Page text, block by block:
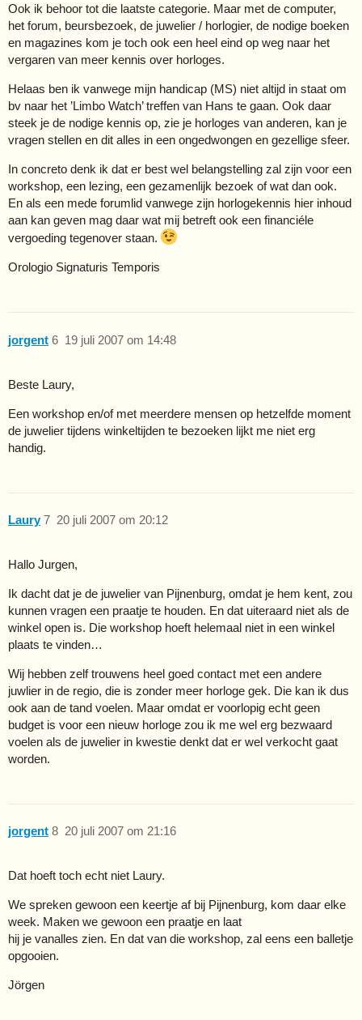
Ook ik behoor tot die laatste categorie. Maar met de computer,
het forum, beursbezoek, de juwelier / horlogier, de nodige boeken
en magazines kom je toch ook een heel eind op weg naar het
vergaren van meer kennis over horloges.
Helaas ben ik vanwege mijn handicap (MS) niet altijd in staat om
bv naar het ’Limbo Watch’ treffen van Hans te gaan. Ook daar
steek je de nodige kennis op, zie je horloges van anderen, kan je
vragen stellen en dit alles in een ongedwongen en gezellige sfeer.
In concreto denk ik dat er best wel belangstelling zal zijn voor een
workshop, een lezing, een gezamenlijk bezoek of wat dan ook.
En als een mede forumlid vanwege zijn horlogekennis hier inhoud
aan kan geven mag daar wat mij betreft ook een financiéle
vergoeding tegenover staan.
Orologio Signaturis Temporis
jorgent 19 juli 2007 om 14:48
6
Beste Laury,
Een workshop en/of met meerdere mensen op hetzelfde moment
de juwelier tijdens winkeltijden te bezoeken lijkt me niet erg
handig.
Laury 20 juli 2007 om 20:12
7
Hallo Jurgen,
Ik dacht dat je de juwelier van Pijnenburg, omdat je hem kent, zou
kunnen vragen een praatje te houden. En dat uiteraard niet als de
winkel open is. Die workshop hoeft helemaal niet in een winkel
plaats te vinden…
Wij hebben zelf trouwens heel goed contact met een andere
juwlier in de regio, die is zonder meer horloge gek. Die kan ik dus
ook aan de tand voelen. Maar omdat er voorlopig echt geen
budget is voor een nieuw horloge zou ik me wel erg bezwaard
voelen als de juwelier in kwestie denkt dat er wel verkocht gaat
worden.
jorgent 20 juli 2007 om 21:16
8
Dat hoeft toch echt niet Laury.
We spreken gewoon een keertje af bij Pijnenburg, kom daar elke
week. Maken we gewoon een praatje en laat
hij je vanalles zien. En dat van die workshop, zal eens een balletje
opgooien.
Jörgen